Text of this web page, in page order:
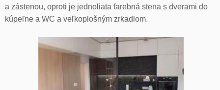
a zástenou, oproti je jednoliata farebná stena s dverami do
kúpeľne a WC a veľkoplošným zrkadlom.